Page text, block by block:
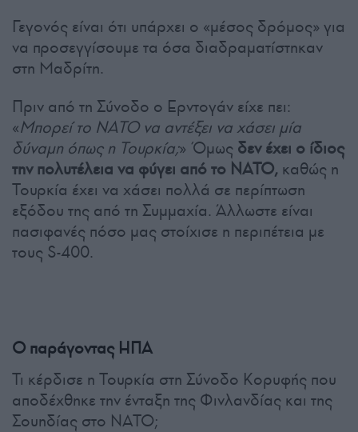
Γεγονός είναι ότι υπάρχει ο «μέσος δρόμος» για
να προσεγγίσουμε τα όσα διαδραματίστηκαν
στη Μαδρίτη.
Πριν από τη Σύνοδο ο Ερντογάν είχε πει:
«Μπορεί το ΝΑΤΟ να αντέξει να χάσει μία
δύναμη όπως η Τουρκία;» Όμως δεν έχει ο ίδιος
την πολυτέλεια να φύγει από το ΝΑΤΟ, καθώς η
Τουρκία έχει να χάσει πολλά σε περίπτωση
εξόδου της από τη Συμμαχία. Άλλωστε είναι
πασιφανές πόσο μας στοίχισε η περιπέτεια με
τους S-400.
Ο παράγοντας ΗΠΑ
Τι κέρδισε η Τουρκία στη Σύνοδο Κορυφής που
αποδέχθηκε την ένταξη της Φινλανδίας και της
Σουηδίας στο ΝΑΤΟ;